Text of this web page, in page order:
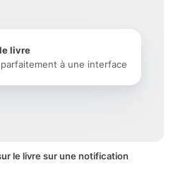
livre
à une interface
le livre sur une notification